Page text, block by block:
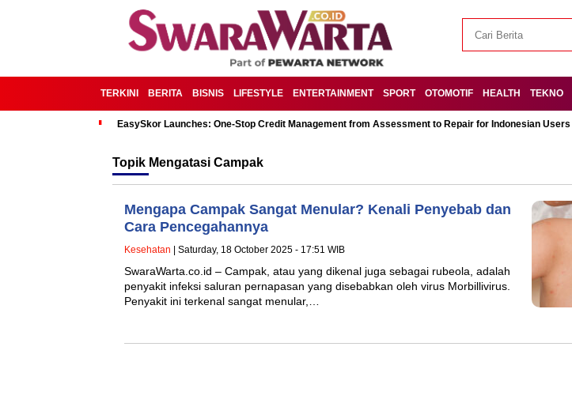
TERKINI BERITA BISNIS LIFESTYLE ENTERTAINMENT SPORT OTOMOTIF HEALTH TEKNO
EasySkor Launches: One-Stop Credit Management from Assessment to Repair for Indonesian Users
Topik Mengatasi Campak
Mengapa Campak Sangat Menular? Kenali Penyebab dan
Cara Pencegahannya
Kesehatan | Saturday, 18 October 2025 - 17:51 WIB
SwaraWarta.co.id – Campak, atau yang dikenal juga sebagai rubeola, adalah
penyakit infeksi saluran pernapasan yang disebabkan oleh virus Morbillivirus.
Penyakit ini terkenal sangat menular,…